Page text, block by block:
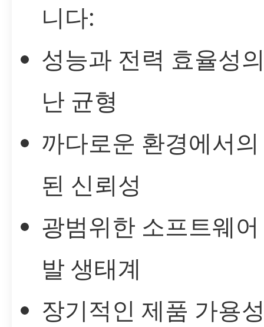
니다:
성능과 전력 효율성
난 균형
까다로운 환경에서
된 신뢰성
광범위한 소프트웨
발 생태계
장기적인 제품 가용